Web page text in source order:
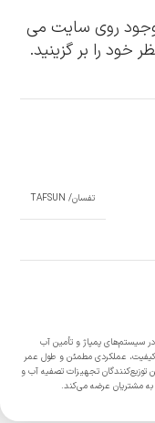
روی سایت می
خود را بر گزینید.
تفسان/ TAFSUN
سیستم‌های پمپاژ و تأمین آب
عملکردی مطمئن و طول عمر
توزیع‌کنندگان تجهیزات تصفیه آب و
مشتریان عرضه می‌کند.